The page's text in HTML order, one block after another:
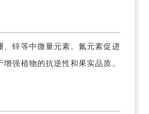
锌等中微量元素。氮元素促进
强植物的抗逆性和果实品质。